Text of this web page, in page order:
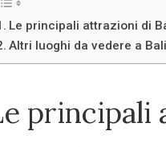
Le principali attrazioni di
Altri luoghi da vedere a
principali